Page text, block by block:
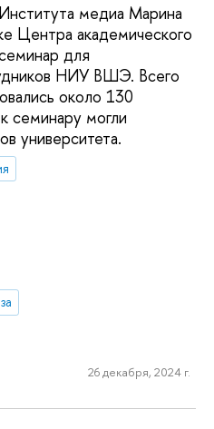
медиа Марина
Центра академического
для
НИУ ВШЭ. Всего
около 130
семинару могли
университета.
26 декабря, 2024 г.